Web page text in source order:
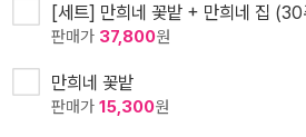
[세트] 만희네 꽃밭 + 만희네 집
판매가 37,800원
만희네 꽃밭
판매가 15,300원